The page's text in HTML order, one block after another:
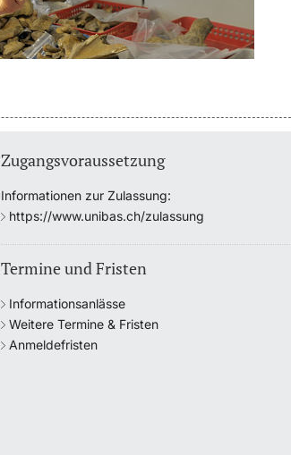
Zugangsvoraussetzung
Informationen zur Zulassung:
https://www.unibas.ch/zulassung
Termine und Fristen
Informationsanlässe
Weitere Termine & Fristen
Anmeldefristen